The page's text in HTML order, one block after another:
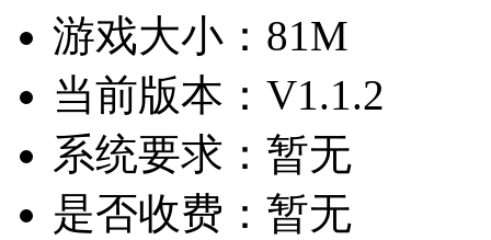
游戏大小： 81M
当前版本： V1.1.2
系统要求： 暂无
是否收费： 暂无